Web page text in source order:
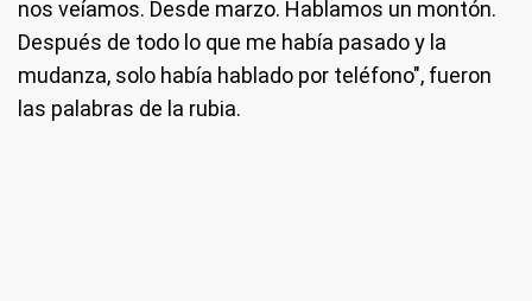
nos veíamos. Desde marzo. Hablamos un montón.
Después de todo lo que me había pasado y la
mudanza, solo había hablado por teléfono", fueron
las palabras de la rubia.